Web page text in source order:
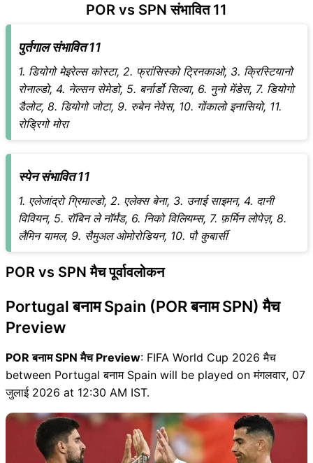
POR vs SPN संभावित 11
पुर्तगाल संभावित 11
1. डियोगो मेइरेल्स कोस्टा, 2. फ्रांसिस्को ट्रिनकाओ, 3. क्रिस्टियानो
रोनाल्डो, 4. नेल्सन सेमेडो, 5. बर्नार्डो सिल्वा, 6. नुनो मेंडेस, 7. डियोगो
डैलोट, 8. डियोगो जोटा, 9. रुबेन नेवेस, 10. गोंकालो इनासियो, 11.
रोड्रिगो मोरा
स्पेन संभावित 11
1. एलेजांद्रो ग्रिमाल्डो, 2. एलेक्स बेना, 3. उनाई साइमन, 4. दानी
विवियन, 5. रॉबिन ले नॉर्मंड, 6. निको विलियम्स, 7. फ़र्मिन लोपेज़, 8.
लैमिन यामल, 9. सैमुअल ओमोरोडियन, 10. पौ कुबार्सी
POR vs SPN मैच पूर्वावलोकन
Portugal बनाम Spain (POR बनाम SPN) मैच
Preview
POR बनाम SPN मैच Preview: FIFA World Cup 2026 मैच
between Portugal बनाम Spain will be played on मंगलवार, 07
जुलाई 2026 at 12:30 AM IST.